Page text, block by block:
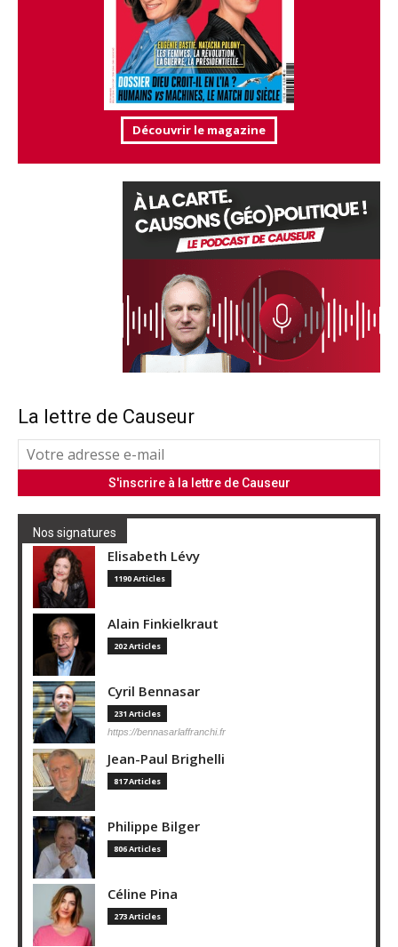
Découvrir le magazine
La lettre de Causeur
Nos signatures
Elisabeth Lévy
1190 Articles
Alain Finkielkraut
202 Articles
Cyril Bennasar
231 Articles
https://bennasarlaffranchi.fr
Jean-Paul Brighelli
817 Articles
Philippe Bilger
806 Articles
Céline Pina
273 Articles